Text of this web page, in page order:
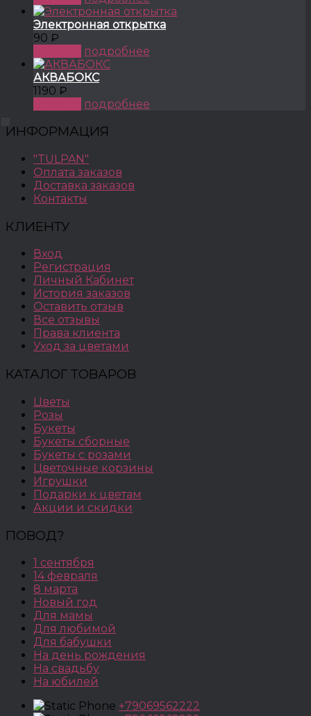
Электронная открытка
90 ₽
подробнее
АКВАБОКС
1190 ₽
подробнее
ИНФОРМАЦИЯ
"TULPAN"
Оплата заказов
Доставка заказов
Контакты
КЛИЕНТУ
Вход
Регистрация
Личный Кабинет
История заказов
Оставить отзыв
Все отзывы
Права клиента
Уход за цветами
КАТАЛОГ ТОВАРОВ
Цветы
Розы
Букеты
Букеты сборные
Букеты с розами
Цветочные корзины
Игрушки
Подарки к цветам
Акции и скидки
ПОВОД?
1 сентября
14 февраля
8 марта
Новый год
Для мамы
Для любимой
Для бабушки
На день рождения
На свадьбу
На юбилей
+79069562222